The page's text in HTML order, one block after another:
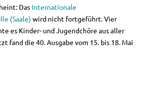
Das Internationale
(Saale) wird nicht fortgeführt. Vier
es Kinder- und Jugendchöre aus aller
fand die 40. Ausgabe vom 15. bis 18. Mai